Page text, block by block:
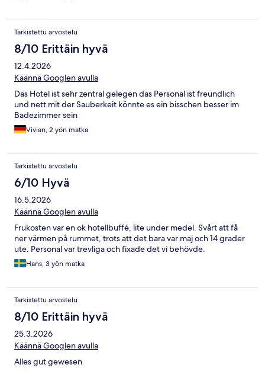
Tarkistettu arvostelu
8/10 Erittäin hyvä
12.4.2026
Käännä Googlen avulla
Das Hotel ist sehr zentral gelegen das Personal ist freundlich
und nett mit der Sauberkeit könnte es ein bisschen besser im
Badezimmer sein
Vivian, 2 yön matka
Tarkistettu arvostelu
6/10 Hyvä
16.5.2026
Käännä Googlen avulla
Frukosten var en ok hotellbuffé, lite under medel. Svårt att få
ner värmen på rummet, trots att det bara var maj och 14 grader
ute. Personal var trevliga och fixade det vi behövde.
Hans, 3 yön matka
Tarkistettu arvostelu
8/10 Erittäin hyvä
25.3.2026
Käännä Googlen avulla
Alles gut gewesen